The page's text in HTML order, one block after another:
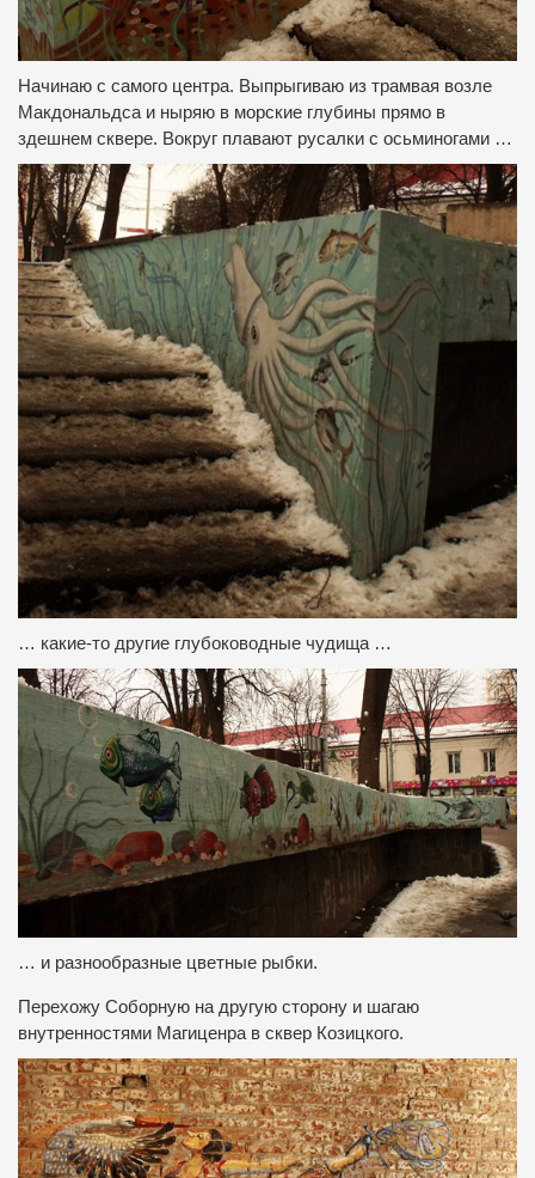
Начинаю с самого центра. Выпрыгиваю из трамвая возле
Макдональдса и ныряю в морские глубины прямо в
здешнем сквере. Вокруг плавают русалки с осьминогами …
… какие-то другие глубоководные чудища …
… и разнообразные цветные рыбки.
Перехожу Соборную на другую сторону и шагаю
внутренностями Магиценра в сквер Козицкого.